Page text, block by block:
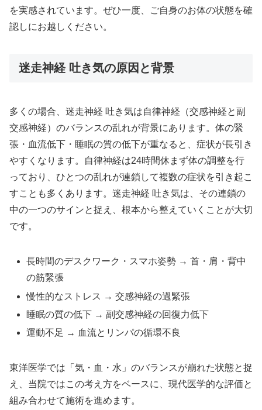
を実感されています。ぜひ一度、ご自身のお体の状態を確
認しにお越しください。
迷走神経 吐き気の原因と背景
多くの場合、迷走神経 吐き気は自律神経（交感神経と副
交感神経）のバランスの乱れが背景にあります。体の緊
張・血流低下・睡眠の質の低下が重なると、症状が長引き
やすくなります。自律神経は24時間休まず体の調整を行
っており、ひとつの乱れが連鎖して複数の症状を引き起こ
すことも多くあります。迷走神経 吐き気は、その連鎖の
中の一つのサインと捉え、根本から整えていくことが大切
です。
長時間のデスクワーク・スマホ姿勢 → 首・肩・背中
の筋緊張
慢性的なストレス → 交感神経の過緊張
睡眠の質の低下 → 副交感神経の回復力低下
運動不足 → 血流とリンパの循環不良
東洋医学では「気・血・水」のバランスが崩れた状態と捉
え、当院ではこの考え方をベースに、現代医学的な評価と
組み合わせて施術を進めます。